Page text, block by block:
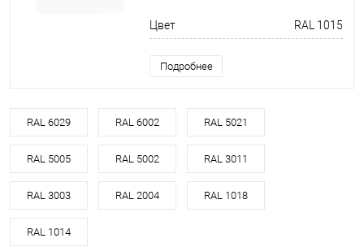
Цвет RAL 1015
Подробнее
RAL 6029 RAL 6002 RAL 5021
RAL 5005 RAL 5002 RAL 3011
RAL 3003 RAL 2004 RAL 1018
RAL 1014